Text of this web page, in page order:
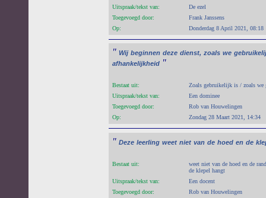
Uitspraak/tekst van:
De ezel
Toegevoegd door:
Frank Janssens
Op:
Donderdag 8 April 2021, 08:18
" Wij beginnen deze dienst, zoals we
afhankelijkheid "
Bestaat uit:
Zoals gebruikelijk is / zoals we
Uitspraak/tekst van:
Een dominee
Toegevoegd door:
Rob van Houwelingen
Op:
Zondag 28 Maart 2021, 14:34
" Deze leerling weet niet van de hoed en de
Bestaat uit:
weet niet van de hoed en de
de klepel hangt
Uitspraak/tekst van:
Een docent
Toegevoegd door:
Rob van Houwelingen